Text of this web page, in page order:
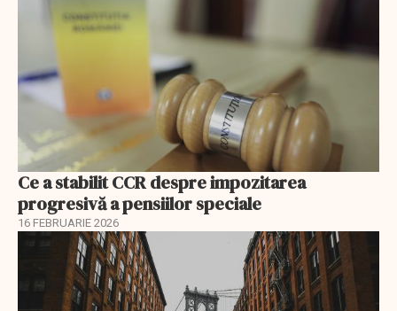
Ce a stabilit CCR despre impozitarea
progresivă a pensiilor speciale
16 FEBRUARIE 2026